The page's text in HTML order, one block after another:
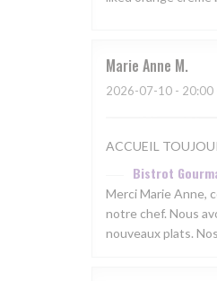
Marie Anne M
2026-07-10 - 20:00
ACCUEIL
Bistrot
Merci Marie Anne,
notre chef. Nous
nouveaux plats.